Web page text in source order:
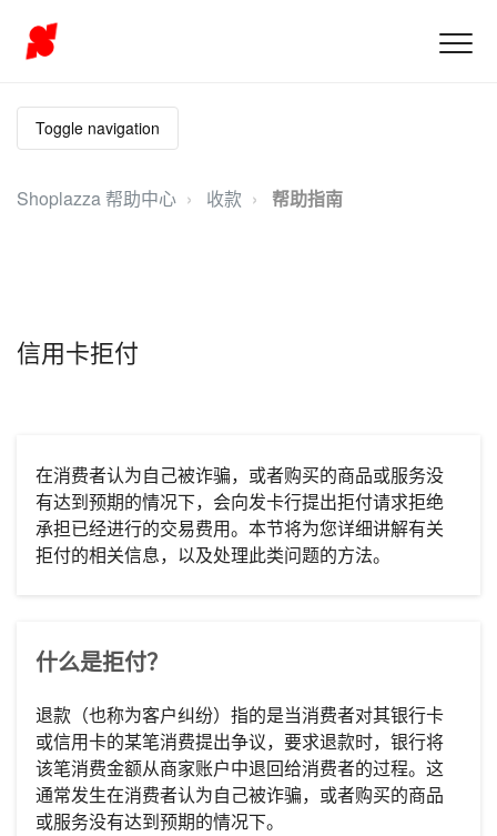
Toggle navigation
Shoplazza 帮助中心 收款 帮助指南
信用卡拒付
在消费者认为自己被诈骗，或者购买的商品或服务没
有达到预期的情况下，会向发卡行提出拒付请求拒绝
承担已经进行的交易费用。本节将为您详细讲解有关
拒付的相关信息，以及处理此类问题的方法。
什么是拒付？
退款（也称为客户纠纷）指的是当消费者对其银行卡
或信用卡的某笔消费提出争议，要求退款时，银行将
该笔消费金额从商家账户中退回给消费者的过程。这
通常发生在消费者认为自己被诈骗，或者购买的商品
或服务没有达到预期的情况下。